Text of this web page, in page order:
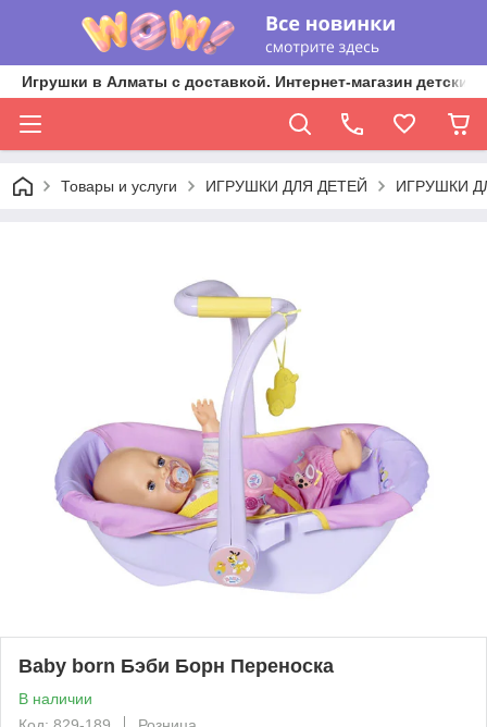
Игрушки в Алматы с доставкой. Интернет-магазин
Товары и услуги ИГРУШКИ ДЛЯ ДЕТЕЙ ИГРУШКИ
Baby born Бэби Борн Переноска
В наличии